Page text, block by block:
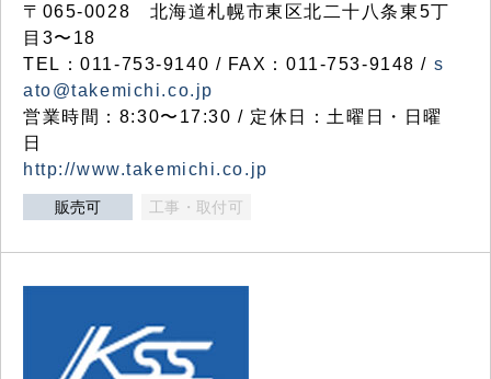
〒065-0028 北海道札幌市東区北二十八条東5丁
目3〜18
TEL：011-753-9140 / FAX：011-753-9148 / s
ato@takemichi.co.jp
営業時間：8:30〜17:30 / 定休日：土曜日・日曜
日
http://www.takemichi.co.jp
販売可 工事・取付可